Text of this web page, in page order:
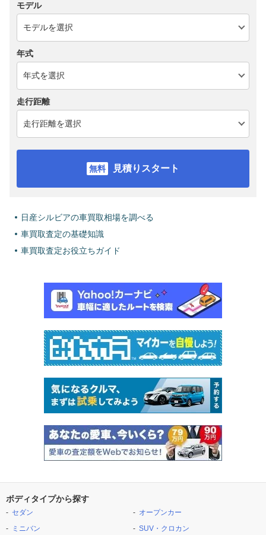
モデル
年式
走行距離
見積りスタート
日産シルビアの車買取相場を調べる
車買取査定の基礎知識
車買取査定お役立ちガイド
ボディタイプから探す
セダン
ミニバン
オープンカー
SUV・クロカン